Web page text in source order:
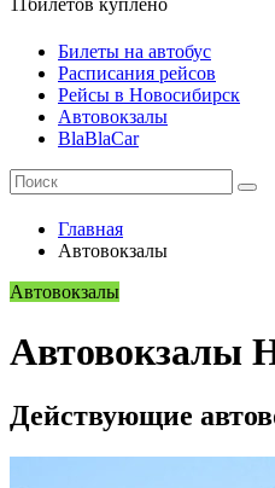
Билеты на автобус
Расписания рейсов
Рейсы в Новосибирск
Автовокзалы
BlaBlaCar
Главная
Автовокзалы
Автовокзалы
Автовокзалы
Действующие